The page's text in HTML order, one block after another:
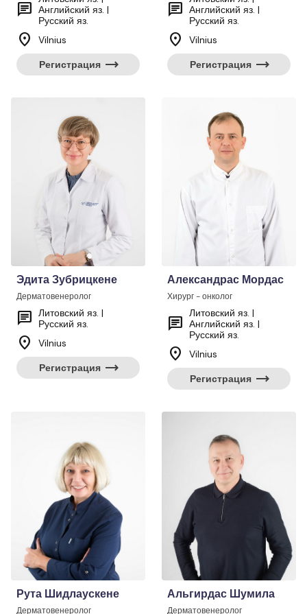
chat Английский яз. |
Русский яз.
location_on
Vilnius
Регистрация trending_flat
chat Английский яз. |
Русский яз.
location_on
Vilnius
Регистрация trending_flat
Эдита Зубрицкене
Дерматовенеролог
chat Литовский яз. |
Русский яз.
location_on
Vilnius
Регистрация trending_flat
Александрас Мордас
Хирург - онколог
chat
Литовский яз. |
Английский яз. |
Русский яз.
location_on
Vilnius
Регистрация trending_flat
Рута Шидлаускене
Дерматовенеролог
Альгирдас Шумила
Дерматовенеролог